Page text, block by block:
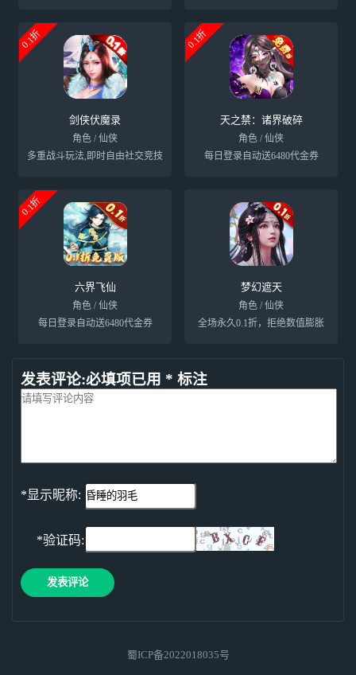
0.1折
剑侠伏魔录
角色 / 仙侠
多重战斗玩法,即时自由社交竞技
0.1折
天之禁：诸界破碎
角色 / 仙侠
每日登录自动送6480代金券
0.1折
六界飞仙
角色 / 仙侠
每日登录自动送6480代金券
梦幻遮天
角色 / 仙侠
全场永久0.1折，拒绝数值膨胀
发表评论:必填项已用 * 标注
*显示昵称:
*验证码:
发表评论
蜀ICP备2022018035号